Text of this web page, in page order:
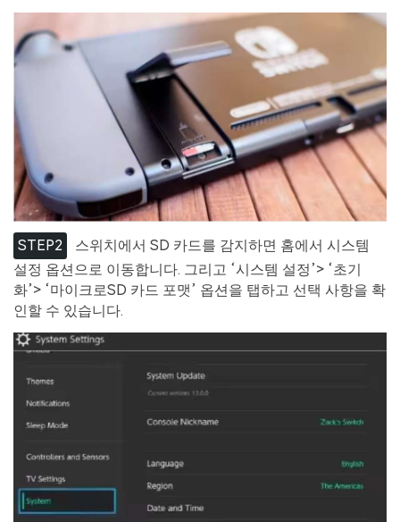
STEP2
스위치에서 SD 카드를 감지하면 홈에서 시스템
설정 옵션으로 이동합니다. 그리고 ‘시스템 설정’> ‘초기
화’> ‘마이크로SD 카드 포맷’ 옵션을 탭하고 선택 사항을 확
인할 수 있습니다.